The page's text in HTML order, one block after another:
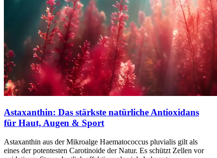
Astaxanthin: Das stärkste natürliche Antioxidans
für Haut, Augen & Sport
Astaxanthin aus der Mikroalge Haematococcus pluvialis gilt als
eines der potentesten Carotinoide der Natur. Es schützt Zellen vor